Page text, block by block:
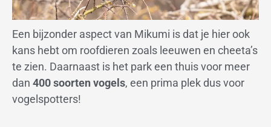
Een bijzonder aspect van Mikumi is dat je hier ook
kans hebt om roofdieren zoals leeuwen en cheeta’s
te zien. Daarnaast is het park een thuis voor meer
dan 400 soorten vogels, een prima plek dus voor
vogelspotters!